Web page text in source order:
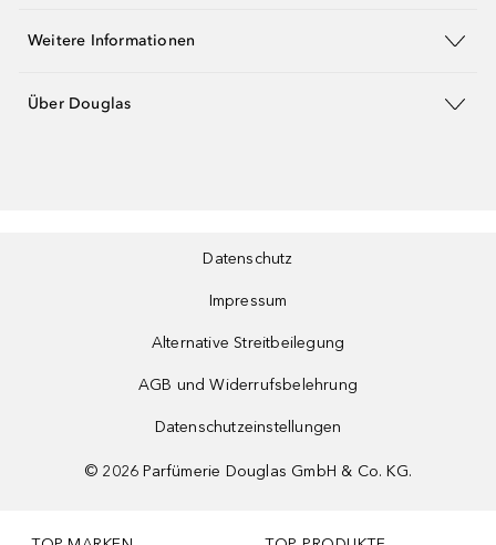
Weitere Informationen
Über Douglas
Datenschutz
Impressum
Alternative Streitbeilegung
AGB und Widerrufsbelehrung
Datenschutzeinstellungen
© 2026 Parfümerie Douglas GmbH & Co. KG.